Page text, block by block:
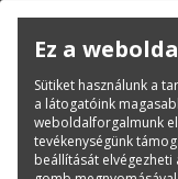
Kategóriák
Cikkszám:
Márka:
Ez a
Sütiket használunk a
a látogatóink
weboldalforgalmunk
tevékenységünk
beállítását elvégezheti